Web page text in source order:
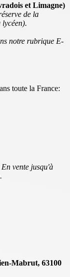
et Limagne)
de la
lycéen).
notre rubrique E-
toute la France:
vente jusqu'à
Mabrut, 63100